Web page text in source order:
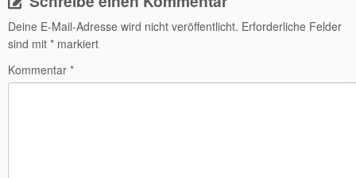
Deine E-Mail-Adresse wird nicht veröffentlicht. Erforderliche Felder
sind mit * markiert
Kommentar *